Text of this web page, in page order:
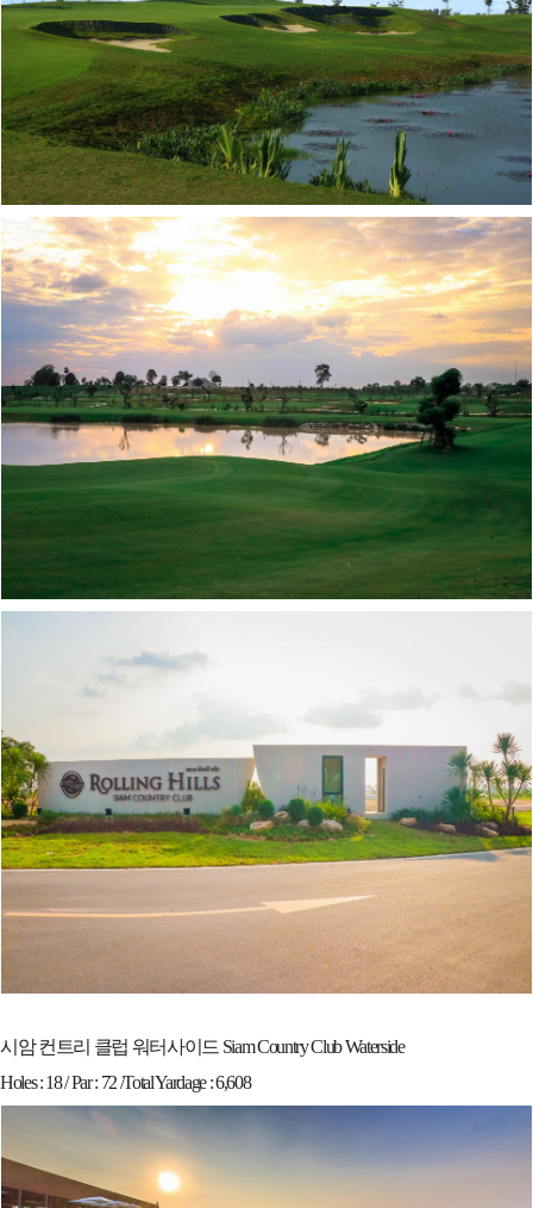
시암 컨트리 클럽 워터사이드 Siam Country Club Waterside
Holes : 18 / Par : 72 /Total Yardage : 6,608